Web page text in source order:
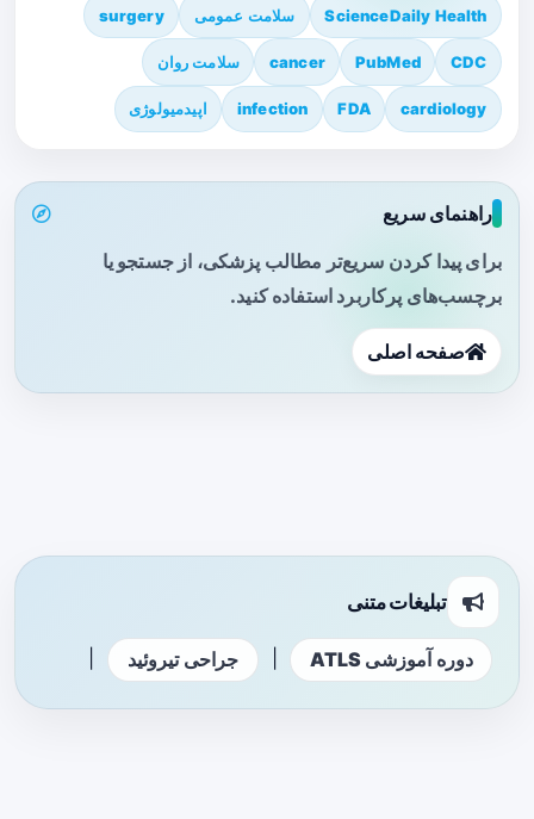
ScienceDaily Health سلامت عمومی surgery
CDC
PubMed
cancer سلامت روان
cardiology
FDA
infection اپیدمیولوژی
راهنمای سریع
برای پیدا کردن سریع‌تر مطالب پزشکی، از جستجو یا
برچسب‌های پرکاربرد استفاده کنید.
صفحه اصلی
تبلیغات متنی
دوره آموزشی ATLS جراحی تیروئید